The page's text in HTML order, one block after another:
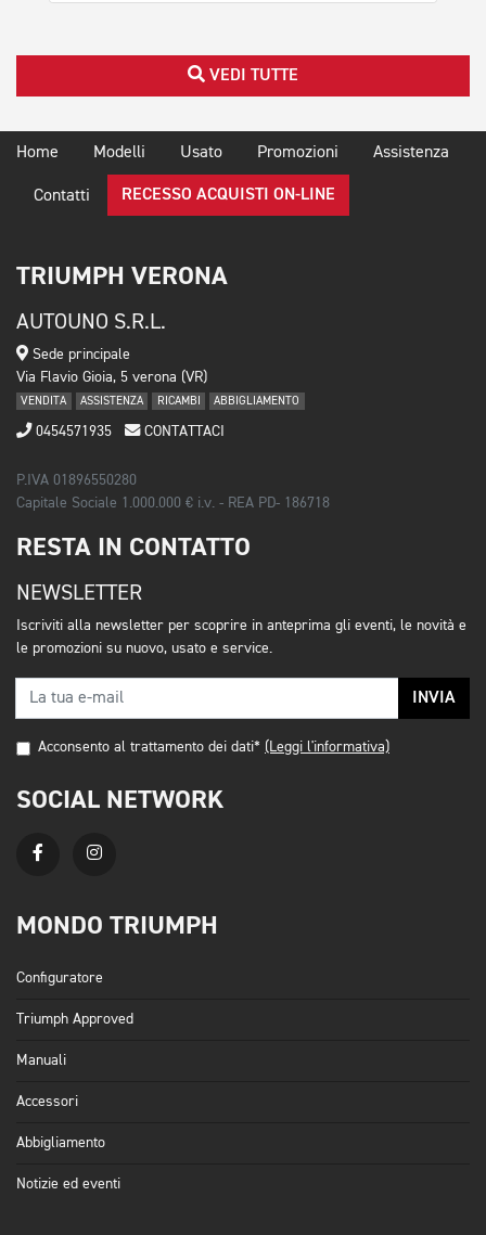
VEDI TUTTE
Home Modelli Usato Promozioni Assistenza
Contatti RECESSO ACQUISTI ON-LINE
TRIUMPH VERONA
AUTOUNO S.R.L.
Sede principale
Via Flavio Gioia, 5 verona (VR)
VENDITA ASSISTENZA RICAMBI ABBIGLIAMENTO
0454571935 CONTATTACI
P.IVA 01896550280
Capitale Sociale 1.000.000 € i.v. - REA PD- 186718
RESTA IN CONTATTO
NEWSLETTER
Iscriviti alla newsletter per scoprire in anteprima gli eventi, le novità e
le promozioni su nuovo, usato e service.
INVIA
Acconsento al trattamento dei dati* (Leggi l'informativa)
SOCIAL NETWORK
MONDO TRIUMPH
Configuratore
Triumph Approved
Manuali
Accessori
Abbigliamento
Notizie ed eventi